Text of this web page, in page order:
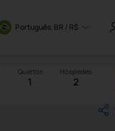
Português, BR / R$
Quartos
1
Hóspedes
2